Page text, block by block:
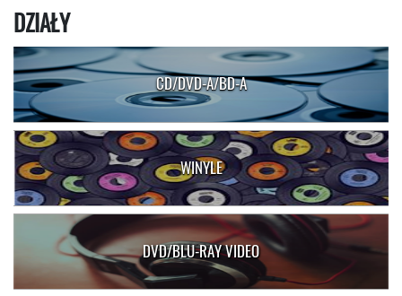
DZIAŁY
CD/DVD-A/BD-A
WINYLE
DVD/BLU-RAY VIDEO